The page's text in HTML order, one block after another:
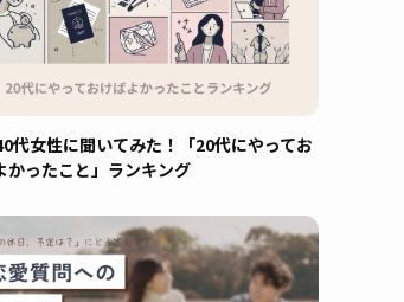
代女性に聞いてみた！「20代にやってお
かったこと」ランキング